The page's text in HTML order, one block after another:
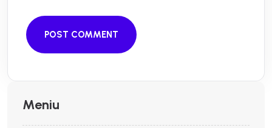
POST COMMENT
Meniu